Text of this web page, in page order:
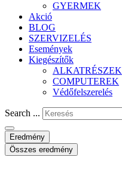
GYERMEK
Akció
BLOG
SZERVIZELÉS
Események
Kiegészítők
ALKATRÉSZEK
COMPUTEREK
Védőfelszerelés
Search ...
Eredmény
Összes eredmény